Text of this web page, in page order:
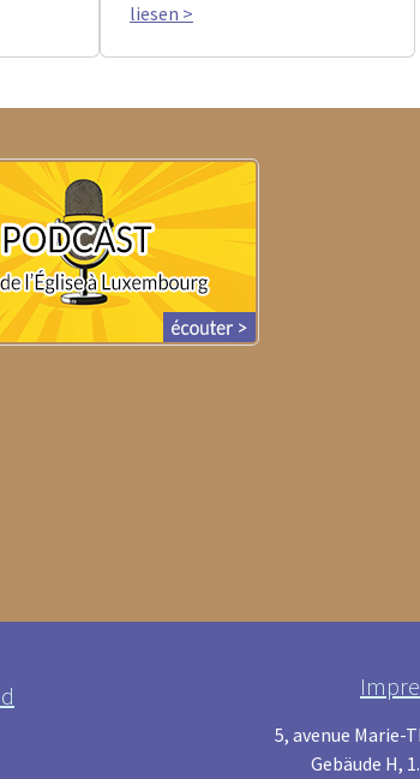
liesen >
5, avenue Marie-
Gebäude H,